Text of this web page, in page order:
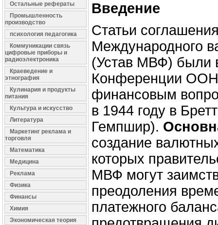
Остальные рефераты
Промышленность
производство
психология педагогика
Коммуникации связь
цифровые приборы и
радиоэлектроника
Краеведение и
этнография
Кулинария и продукты
питания
Культура и искусство
Литература
Маркетинг реклама и
торговля
Математика
Медицина
Реклама
Физика
Финансы
Химия
Экономическая теория
Введение
Статьи
Международного
(Устав МВФ) были
Конференции
финансовым
в 1944 году в
Гемпшир).
создание
которых
МВФ могут
преодоления
платежного